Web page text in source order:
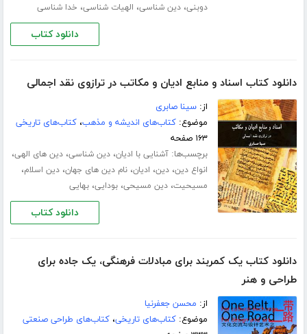
دوبنی،دین شناسی، الهیات شناسی، خدا شناسی
دانلود کتاب
دانلود کتاب اسناد و منابع ادیان و مکاتب در ترازوی نقد اجمالی
از:سینا صابری
موضوع:کتاب‌های اندیشه و مذهب،کتاب‌های تاریخی
۱۶۳ صفحه
برچسب‌ها:آشنایی با ادیان،دین شناسی،دین های الهی،
انواع دین،دین، ادیان،نام دین های جهان،دین اسلام،
مسیحیت،دین مسیحی،بودایی،بهایی
دانلود کتاب
دانلود کتاب یک کمربند برای مبادلات فرهنگی، یک جاده برای
طراحی و هنر
از: محسن جعفرنیا
موضوع:کتاب‌های تاریخی،کتاب‌های طراحی صنعتی